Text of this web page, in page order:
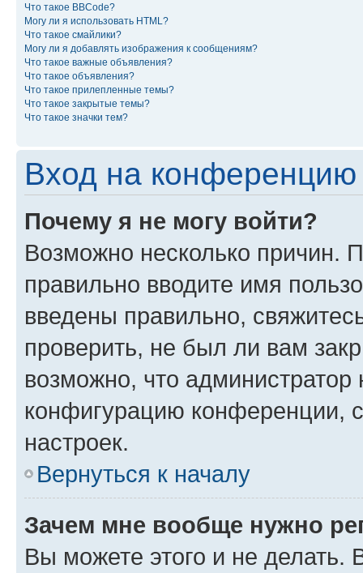
Что такое BBCode?
Могу ли я использовать HTML?
Что такое смайлики?
Могу ли я добавлять изображения к сообщениям?
Что такое важные объявления?
Что такое объявления?
Что такое прилепленные темы?
Что такое закрытые темы?
Что такое значки тем?
Вход на конференцию
Почему я не могу войти?
Возможно несколько причин.
правильно вводите имя
введены правильно,
проверить, не был ли вам
возможно, что администратор
конфигурацию конференции,
настроек.
Вернуться к началу
Зачем мне вообще нужно
Вы можете этого и не делать.